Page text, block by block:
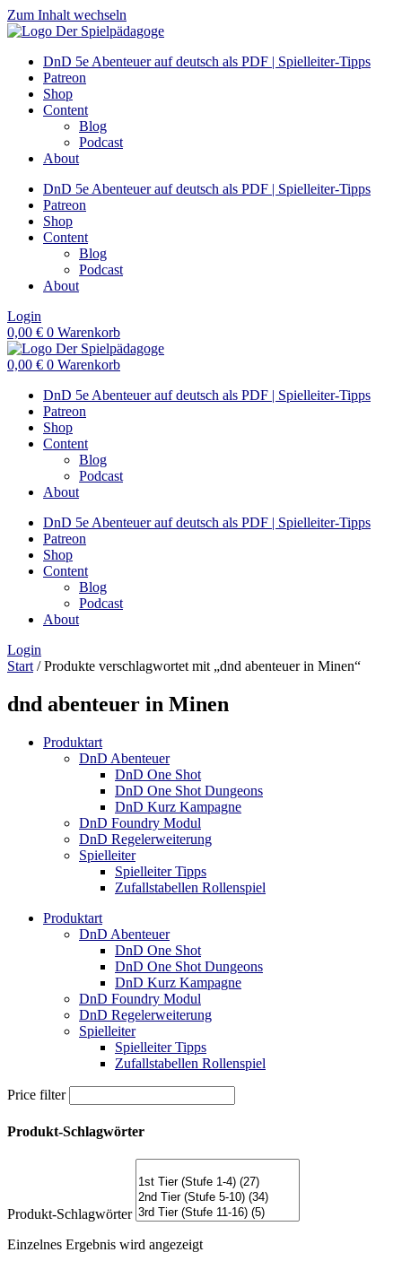
Zum Inhalt wechseln
DnD 5e Abenteuer auf deutsch als PDF | Spielleiter-Tipps
Patreon
Shop
Content
Blog
Podcast
About
DnD 5e Abenteuer auf deutsch als PDF | Spielleiter-Tipps
Patreon
Shop
Content
Blog
Podcast
About
Login
0,00 € 0 Warenkorb
0,00 € 0 Warenkorb
DnD 5e Abenteuer auf deutsch als PDF | Spielleiter-Tipps
Patreon
Shop
Content
Blog
Podcast
About
DnD 5e Abenteuer auf deutsch als PDF | Spielleiter-Tipps
Patreon
Shop
Content
Blog
Podcast
About
Login
Start / Produkte verschlagwortet mit „dnd abenteuer in Minen“
dnd abenteuer in Minen
Produktart
DnD Abenteuer
DnD One Shot
DnD One Shot Dungeons
DnD Kurz Kampagne
DnD Foundry Modul
DnD Regelerweiterung
Spielleiter
Spielleiter Tipps
Zufallstabellen Rollenspiel
Produktart
DnD Abenteuer
DnD One Shot
DnD One Shot Dungeons
DnD Kurz Kampagne
DnD Foundry Modul
DnD Regelerweiterung
Spielleiter
Spielleiter Tipps
Zufallstabellen Rollenspiel
Price filter
Produkt-Schlagwörter
Produkt-Schlagwörter
Einzelnes Ergebnis wird angezeigt